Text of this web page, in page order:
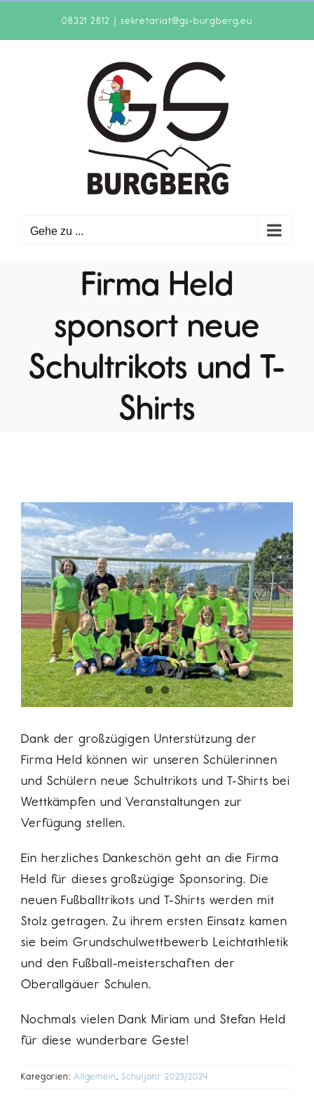
08321 2812 | sekretariat@gs-burgberg.eu
Gehe zu ...
Firma Held
sponsort neue
Schultrikots und T-
Shirts
Zeige
grösseres
Bild
Dank der großzügigen Unterstützung der
Firma Held können wir unseren Schülerinnen
und Schülern neue Schultrikots und T-Shirts bei
Wettkämpfen und Veranstaltungen zur
Verfügung stellen.
Ein herzliches Dankeschön geht an die Firma
Held für dieses großzügige Sponsoring. Die
neuen Fußballtrikots und T-Shirts werden mit
Stolz getragen. Zu ihrem ersten Einsatz kamen
sie beim Grundschulwettbewerb Leichtathletik
und den Fußball-meisterschaften der
Oberallgäuer Schulen.
Nochmals vielen Dank Miriam und Stefan Held
für diese wunderbare Geste!
Kategorien: Allgemein Schuljahr 2023/2024